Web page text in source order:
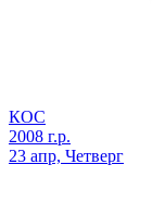
КОС
2008 г.р.
23 апр, Четверг